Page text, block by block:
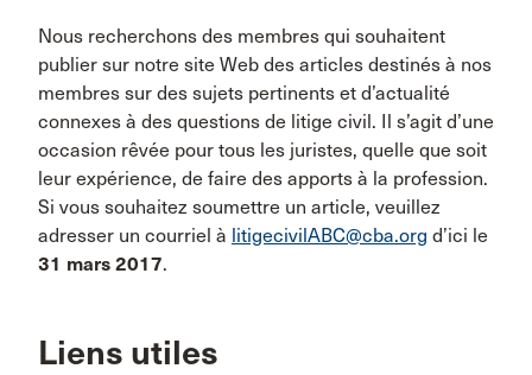
Nous recherchons des membres qui souhaitent
publier sur notre site Web des articles destinés à nos
membres sur des sujets pertinents et d’actualité
connexes à des questions de litige civil. Il s’agit d’une
occasion rêvée pour tous les juristes, quelle que soit
leur expérience, de faire des apports à la profession.
Si vous souhaitez soumettre un article, veuillez
adresser un courriel à litigecivilABC@cba.org d’ici le
31 mars 2017.
Liens utiles